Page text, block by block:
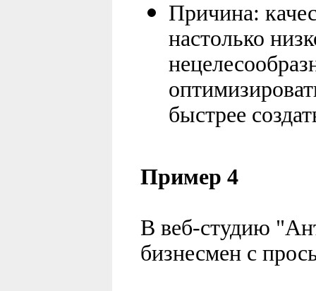
Причина:
настолько
быстрее
Пример 4
В веб-студию
бизнесмен с